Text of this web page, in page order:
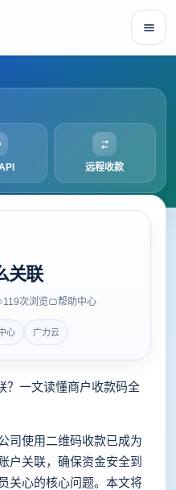
远程收款
关联
119次浏览 帮助中心
心 广力云
一文读懂商户收款码全
使用二维码收款已成为
户关联，确保资金安全到
关心的核心问题。本文将